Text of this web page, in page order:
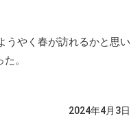
うやく春が訪れるかと思い
。
2024年4月3日